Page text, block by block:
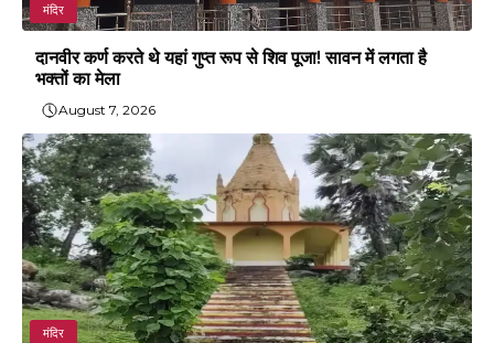
मंदिर
दानवीर कर्ण करते थे यहां गुप्त रूप से शिव पूजा! सावन में लगता है
भक्तों का मेला
August 7, 2026
मंदिर